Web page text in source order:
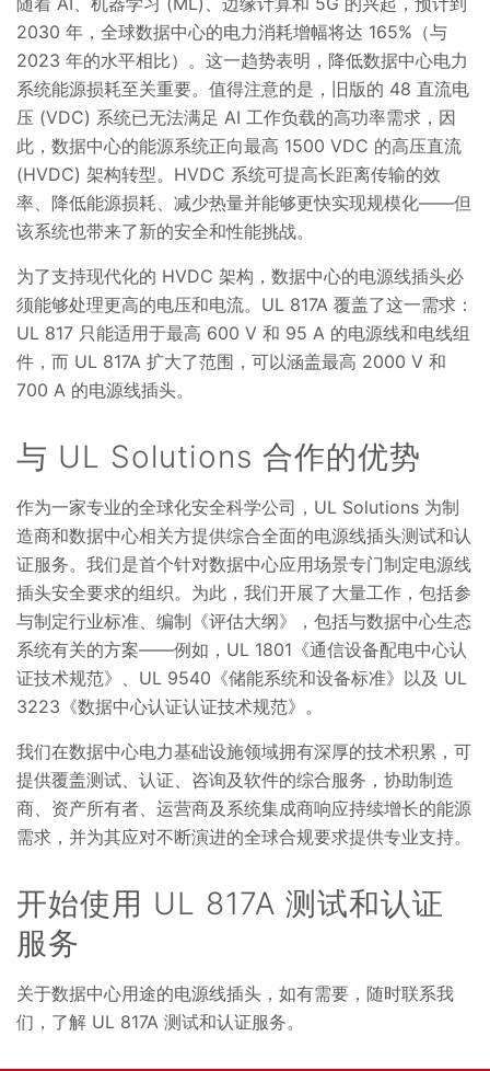
2030 年，全球数据中心的电力消耗增幅将达 165%（与
2023 年的水平相比）。这一趋势表明，降低数据中心电力
系统能源损耗至关重要。值得注意的是，旧版的 48 直流电
压 (VDC) 系统已无法满足 AI 工作负载的高功率需求，因
此，数据中心的能源系统正向最高 1500 VDC 的高压直流
(HVDC) 架构转型。HVDC 系统可提高长距离传输的效
率、降低能源损耗、减少热量并能够更快实现规模化——但
该系统也带来了新的安全和性能挑战。
为了支持现代化的 HVDC 架构，数据中心的电源线插头必
须能够处理更高的电压和电流。UL 817A 覆盖了这一需求：
UL 817 只能适用于最高 600 V 和 95 A 的电源线和电线组
件，而 UL 817A 扩大了范围，可以涵盖最高 2000 V 和
700 A 的电源线插头。
与 UL Solutions 合作的优势
作为一家专业的全球化安全科学公司，UL Solutions 为制
造商和数据中心相关方提供综合全面的电源线插头测试和认
证服务。我们是首个针对数据中心应用场景专门制定电源线
插头安全要求的组织。为此，我们开展了大量工作，包括参
与制定行业标准、编制《评估大纲》，包括与数据中心生态
系统有关的方案——例如，UL 1801《通信设备配电中心认
证技术规范》、UL 9540《储能系统和设备标准》以及 UL
3223《数据中心认证认证技术规范》。
我们在数据中心电力基础设施领域拥有深厚的技术积累，可
提供覆盖测试、认证、咨询及软件的综合服务，协助制造
商、资产所有者、运营商及系统集成商响应持续增长的能源
需求，并为其应对不断演进的全球合规要求提供专业支持。
开始使用 UL 817A 测试和认证
服务
关于数据中心用途的电源线插头，如有需要，随时联系我
们，了解 UL 817A 测试和认证服务。